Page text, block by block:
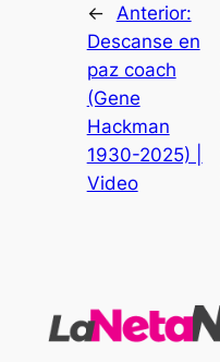
←
Anterior:
Descanse en
paz coach
(Gene
Hackman
1930-2025) |
Video